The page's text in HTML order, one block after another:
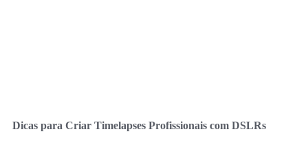
Dicas para Criar Timelapses Profissionais com DSLRs